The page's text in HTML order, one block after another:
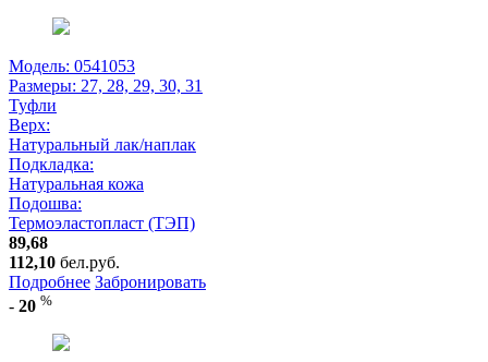
Модель: 0541053
Размеры: 27, 28, 29, 30, 31
Туфли
Верх:
Натуральный лак/наплак
Подкладка:
Натуральная кожа
Подошва:
Термоэластопласт (ТЭП)
89,68
112,10 бел.руб.
Подробнее Забронировать
- 20 %